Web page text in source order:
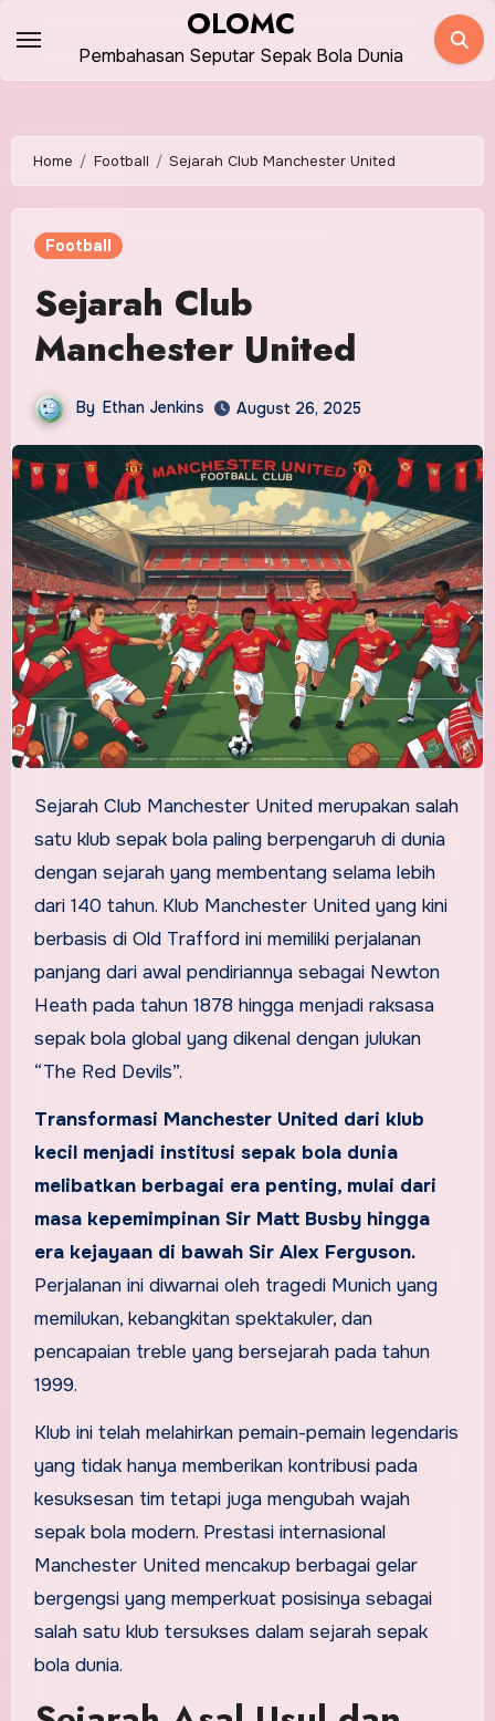
content
OLOMC
Pembahasan Seputar Sepak Bola Dunia
Home Football Sejarah Club Manchester United
Football
Sejarah Club
Manchester United
By Ethan Jenkins August 26, 2025
Sejarah Club Manchester United merupakan salah
satu klub sepak bola paling berpengaruh di dunia
dengan sejarah yang membentang selama lebih
dari 140 tahun. Klub Manchester United yang kini
berbasis di Old Trafford ini memiliki perjalanan
panjang dari awal pendiriannya sebagai Newton
Heath pada tahun 1878 hingga menjadi raksasa
sepak bola global yang dikenal dengan julukan
“The Red Devils”.
Transformasi Manchester United dari klub
kecil menjadi institusi sepak bola dunia
melibatkan berbagai era penting, mulai dari
masa kepemimpinan Sir Matt Busby hingga
era kejayaan di bawah Sir Alex Ferguson.
Perjalanan ini diwarnai oleh tragedi Munich yang
memilukan, kebangkitan spektakuler, dan
pencapaian treble yang bersejarah pada tahun
1999.
Klub ini telah melahirkan pemain-pemain legendaris
yang tidak hanya memberikan kontribusi pada
kesuksesan tim tetapi juga mengubah wajah
sepak bola modern. Prestasi internasional
Manchester United mencakup berbagai gelar
bergengsi yang memperkuat posisinya sebagai
salah satu klub tersukses dalam sejarah sepak
bola dunia.